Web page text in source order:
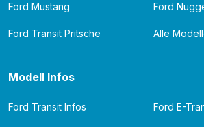
Ford Mustang Ford
Ford Transit Pritsche Alle
Modell Infos
Ford Transit Infos Ford E-